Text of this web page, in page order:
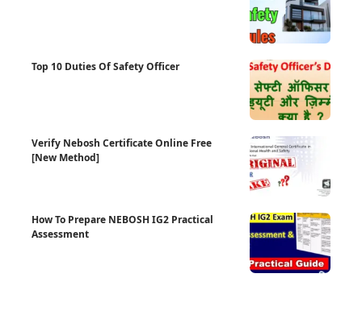
Top 10 Duties Of Safety Officer
Verify Nebosh Certificate Online Free
[New Method]
How To Prepare NEBOSH IG2 Practical
Assessment